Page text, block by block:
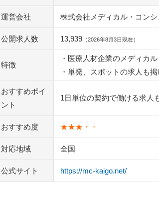
マイページにログインできないときは入口
連絡がこない・多いと感じたときは希望
退会方法と連絡停止の伝え方を先に知って
看護助手や無資格向けの求人も掲載されて
単発・スポット求人を効率よく探すコツ
応募前にキャンセル規定と支払い条件を
MC-介護のお仕事と一緒に見たい介護転職サイ
ジョブメドレー介護
かいごGarden
キャリアインデックス（介護）
レバウェル介護
運営会社 株式会社メディカル・コンシ
公開求人数 13,939 （2026年8月3日現在）
特徴
・医療人材企業のメディカ
・単発、スポットの求人も
おすすめポイ
ント
1日単位の契約で働ける求人
おすすめ度 ★★★・・
対応地域 全国
公式サイト https://mc-kaigo.net/